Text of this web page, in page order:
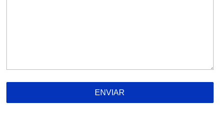
ENVIAR